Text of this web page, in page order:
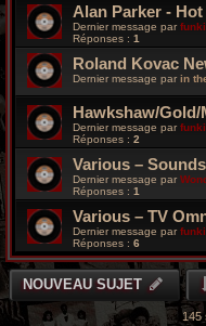
Alan Parker - Hot
Dernier message par
Réponses : 1
Roland Kovac
Dernier message par in
Hawkshaw/
Dernier message par
Réponses : 2
Various –
Dernier message par
Réponses : 1
Various – TV
Dernier message par
Réponses : 6
NOUVEAU SUJET
145